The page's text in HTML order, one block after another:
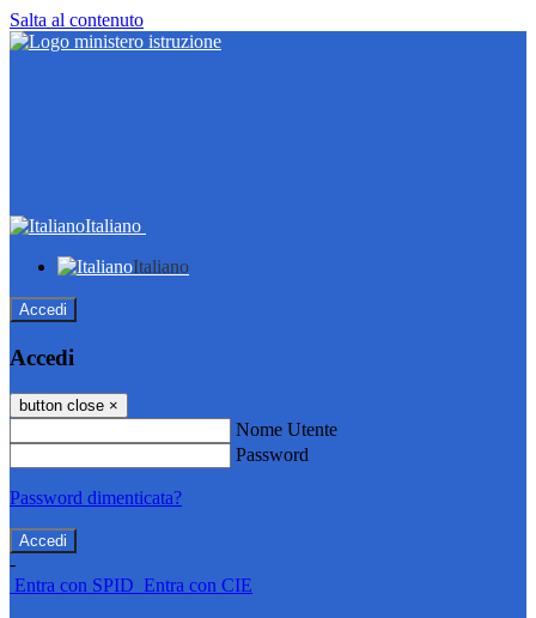
Salta al contenuto
Italiano
Italiano
Accedi
Accedi
button close ×
Nome Utente
Password
Password dimenticata?
-
Entra con SPID Entra con CIE